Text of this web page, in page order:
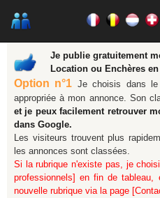
Je publie gratuitement
Location ou Enchères
Option n°1 Je choisis dans le
appropriée à mon annonce. Son
et je peux facilement retrouver
dans Google.
Les visiteurs trouvent plus
les annonces sont classées.
Si la rubrique n'existe pas, je
professionnels] en fin de tableau,
nouvelle rubrique via la page